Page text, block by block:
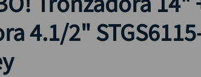
4.1/2"